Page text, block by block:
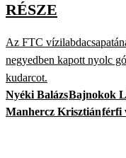
RÉSZE
Az FTC
negyedben kapott nyolc
kudarcot.
Nyéki BalázsBajnokok
Manhercz Krisztiánférfi